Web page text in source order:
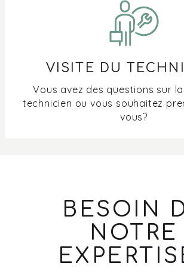
VISITE DU
Vous avez des questions sur
technicien ou vous souhaitez
vous?
BESOIN
NOTRE